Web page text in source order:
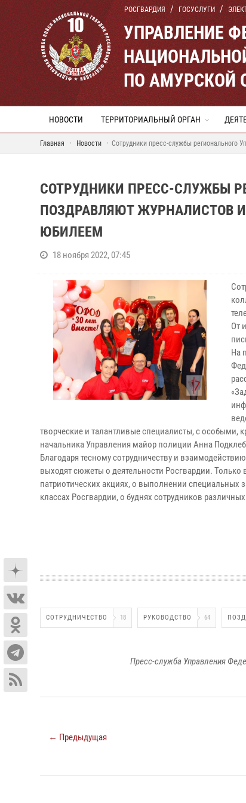
РОСГВАРДИЯ ГОСУСЛУГИ
УПРАВЛЕНИЕ
ПО АМУРСКОЙ
НОВОСТИ ТЕРРИТОРИАЛЬНЫЙ ОРГАН
Главная Новости Сотрудники пресс-службы регионального
СОТРУДНИКИ ПРЕСС-СЛУЖБЫ
ПОЗДРАВЛЯЮТ ЖУРНАЛИСТОВ
ЮБИЛЕЕМ
18 ноября 2022, 07:45
От
На
творческие и талантливые специалисты, с
начальника Управления майор полиции Анна
Благодаря тесному сотрудничеству и
выходят сюжеты о деятельности Росгвардии.
патриотических акциях, о выполнении специальных
классах Росгвардии, о буднях сотрудников
СОТРУДНИЧЕСТВО 18 РУКОВОДСТВО 64
Пресс-служба Управления
← Предыдущая